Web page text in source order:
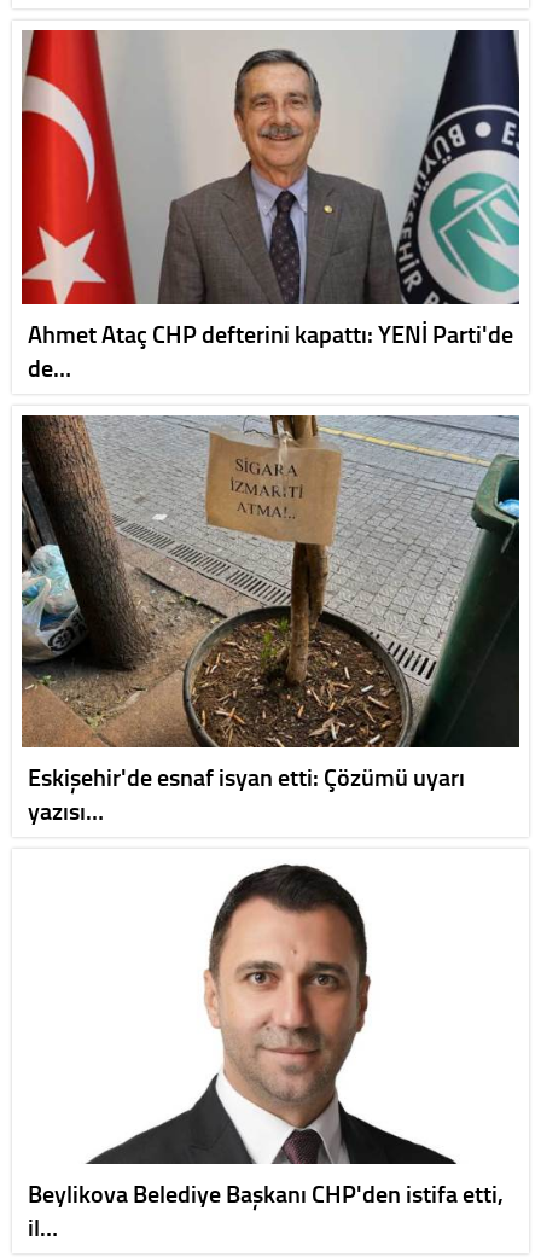
Ahmet Ataç CHP defterini kapattı: YENİ Parti'de
de…
Eskişehir'de esnaf isyan etti: Çözümü uyarı
yazısı…
Beylikova Belediye Başkanı CHP'den istifa etti,
il…